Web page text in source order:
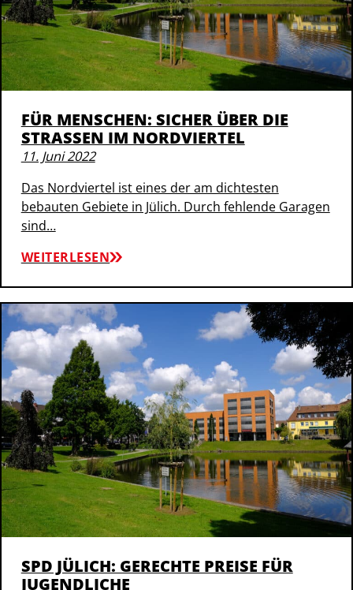
FÜR MENSCHEN: SICHER ÜBER DIE
STRASSEN IM NORDVIERTEL
11. Juni 2022
Das Nordviertel ist eines der am dichtesten
bebauten Gebiete in Jülich. Durch fehlende Garagen
sind…
WEITERLESEN
SPD JÜLICH: GERECHTE PREISE FÜR
JUGENDLICHE